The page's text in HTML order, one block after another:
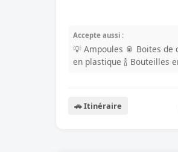
Accepte aussi :
💡 Ampoules 🥫 Boites de
en plastique 🍾 Bouteilles
🚗 Itinéraire